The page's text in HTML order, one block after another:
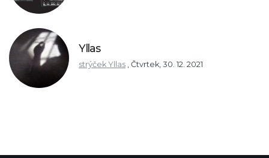
Yllas
strýček Yllas , Čtvrtek, 30. 12. 2021